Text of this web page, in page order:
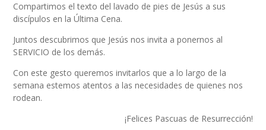
Compartimos el texto del lavado de pies de Jesús a sus
discípulos en la Última Cena.
Juntos descubrimos que Jesús nos invita a ponernos al
SERVICIO de los demás.
Con este gesto queremos invitarlos que a lo largo de la
semana estemos atentos a las necesidades de quienes nos
rodean.
¡Felices Pascuas de Resurrección!